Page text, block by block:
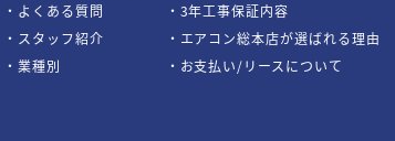
よくある質問
スタッフ紹介
業種別
3年工事保証内容
エアコン総本店が選ばれる理由
お支払い/リースについて